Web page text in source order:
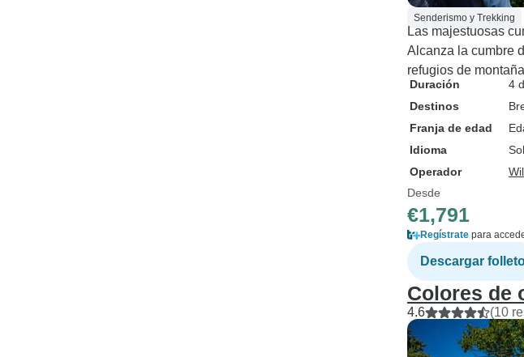
Senderismo y Trekking
Las majestuosas
Alcanza la cumbre
refugios de
Duración
4
Destinos
Franja de edad
Idioma
Operador
Desde
€1,791
Regístrate para
Descargar
Colores de
4.6 (10